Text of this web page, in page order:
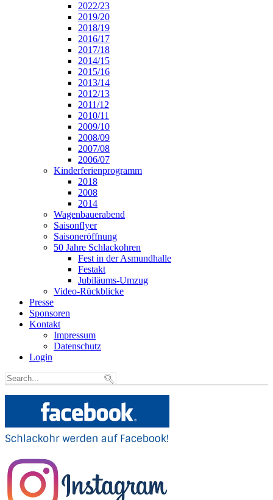
2022/23
2019/20
2018/19
2016/17
2017/18
2014/15
2015/16
2013/14
2012/13
2011/12
2010/11
2009/10
2008/09
2007/08
2006/07
Kinderferienprogramm
2018
2008
2014
Wagenbauerabend
Saisonflyer
Saisoneröffnung
50 Jahre Schlackohren
Fest in der Asmundhalle
Festakt
Jubiläums-Umzug
Video-Rückblicke
Presse
Sponsoren
Kontakt
Impressum
Datenschutz
Login